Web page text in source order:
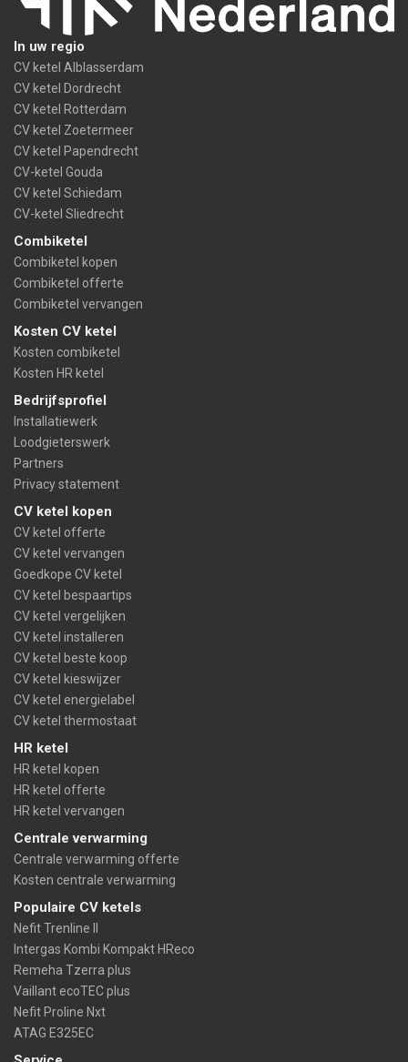
In uw regio
CV ketel Alblasserdam
CV ketel Dordrecht
CV ketel Rotterdam
CV ketel Zoetermeer
CV ketel Papendrecht
CV-ketel Gouda
CV ketel Schiedam
CV-ketel Sliedrecht
Combiketel
Combiketel kopen
Combiketel offerte
Combiketel vervangen
Kosten CV ketel
Kosten combiketel
Kosten HR ketel
Bedrijfsprofiel
Installatiewerk
Loodgieterswerk
Partners
Privacy statement
CV ketel kopen
CV ketel offerte
CV ketel vervangen
Goedkope CV ketel
CV ketel bespaartips
CV ketel vergelijken
CV ketel installeren
CV ketel beste koop
CV ketel kieswijzer
CV ketel energielabel
CV ketel thermostaat
HR ketel
HR ketel kopen
HR ketel offerte
HR ketel vervangen
Centrale verwarming
Centrale verwarming offerte
Kosten centrale verwarming
Populaire CV ketels
Nefit Trenline II
Intergas Kombi Kompakt HReco
Remeha Tzerra plus
Vaillant ecoTEC plus
Nefit Proline Nxt
ATAG E325EC